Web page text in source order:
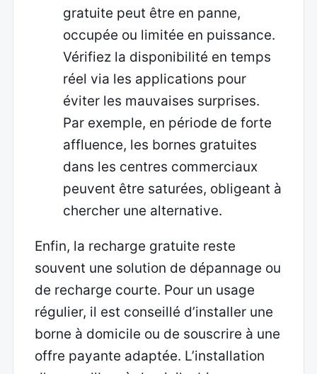
gratuite peut être en panne,
occupée ou limitée en puissance.
Vérifiez la disponibilité en temps
réel via les applications pour
éviter les mauvaises surprises.
Par exemple, en période de forte
affluence, les bornes gratuites
dans les centres commerciaux
peuvent être saturées, obligeant à
chercher une alternative.
Enfin, la recharge gratuite reste
souvent une solution de dépannage ou
de recharge courte. Pour un usage
régulier, il est conseillé d’installer une
borne à domicile ou de souscrire à une
offre payante adaptée. L’installation